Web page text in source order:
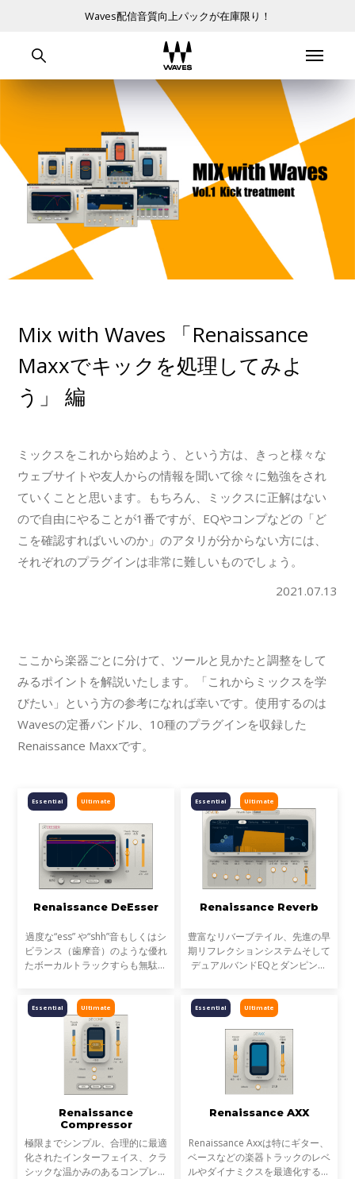
Waves配信音質向上パックが在庫限り！
Mix with Waves 「Renaissance
Maxxでキックを処理してみよ
う」 編
ミックスをこれから始めよう、という方は、きっと様々な
ウェブサイトや友人からの情報を聞いて徐々に勉強をされ
ていくことと思います。もちろん、ミックスに正解はない
ので自由にやることが1番ですが、EQやコンプなどの「ど
こを確認すればいいのか」のアタリが分からない方には、
それぞれのプラグインは非常に難しいものでしょう。
2021.07.13
ここから楽器ごとに分けて、ツールと見かたと調整をして
みるポイントを解説いたします。「これからミックスを学
びたい」という方の参考になれば幸いです。使用するのは
Wavesの定番バンドル、10種のプラグインを収録した
Renaissance Maxxです。
Ultimate
Essential
Renaissance DeEsser
過度な“ess” や“shh”音もしくはシ
ビランス（歯摩音）のような優れ
たボーカルトラックすらも無駄に
DeEsserは、不要な高い周波数を
減少させ、ソースのインテグ
Ultimate
Essential
Renaissance Reverb
豊富なリバーブテイル、先進の早
期リフレクションシステムそして
デュアルバンドEQとダンピング
を持った卓越したサウンドとパフ
Ultimate
Essential
Renaissance
Compressor
極限までシンプル、合理的に最適
化されたインターフェイス、クラ
シックな温かみのあるコンプレッ
Ultimate
Essential
Renaissance AXX
Renaissance Axxは特にギター、
ベースなどの楽器トラックのレベ
ルやダイナミクスを最適化するの